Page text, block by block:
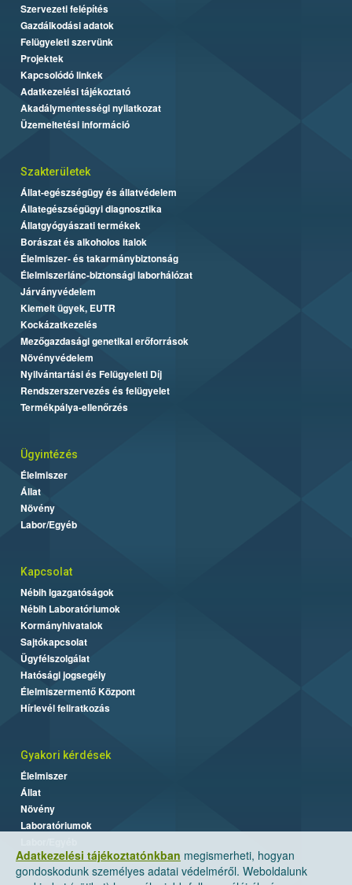
Adatkezelési tájékoztatónkban megismerheti, hogyan
gondoskodunk személyes adatai védelméről. Weboldalunk
Szervezeti felépítés
Gazdálkodási adatok
Felügyeleti szervünk
Projektek
Kapcsolódó linkek
Adatkezelési tájékoztató
Akadálymentességi nyilatkozat
Üzemeltetési információ
Szakterületek
Állat-egészségügy és állatvédelem
Állategészségügyi diagnosztika
Állatgyógyászati termékek
Borászat és alkoholos italok
Élelmiszer- és takarmánybiztonság
Élelmiszerlánc-biztonsági laborhálózat
Járványvédelem
Kiemelt ügyek, EUTR
Kockázatkezelés
Mezőgazdasági genetikai erőforrások
Növényvédelem
Nyilvántartási és Felügyeleti Díj
Rendszerszervezés és felügyelet
Termékpálya-ellenőrzés
Ügyintézés
Élelmiszer
Állat
Növény
Labor/Egyéb
Kapcsolat
Nébih Igazgatóságok
Nébih Laboratóriumok
Kormányhivatalok
Sajtókapcsolat
Ügyfélszolgálat
Hatósági jogsegély
Élelmiszermentő Központ
Hírlevél feliratkozás
Gyakori kérdések
Élelmiszer
Állat
Növény
Laboratóriumok